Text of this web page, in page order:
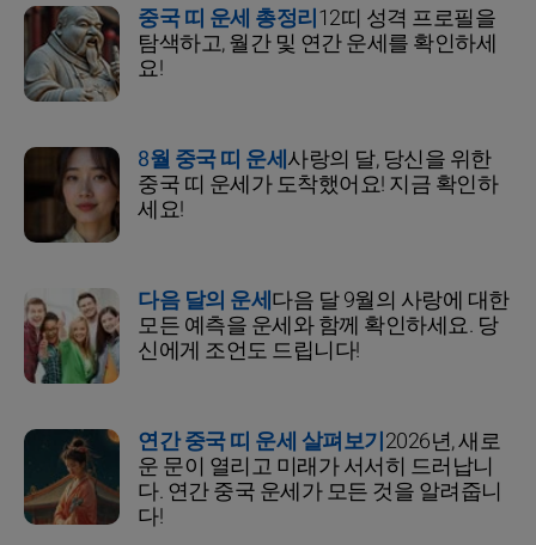
중국 띠 운세 총정리12띠 성격 프로필을
탐색하고, 월간 및 연간 운세를 확인하세
요!
8월 중국 띠 운세사랑의 달, 당신을 위한
중국 띠 운세가 도착했어요! 지금 확인하
세요!
다음 달의 운세다음 달 9월의 사랑에 대한
모든 예측을 운세와 함께 확인하세요. 당
신에게 조언도 드립니다!
연간 중국 띠 운세 살펴보기2026년, 새로
운 문이 열리고 미래가 서서히 드러납니
다. 연간 중국 운세가 모든 것을 알려줍니
다!